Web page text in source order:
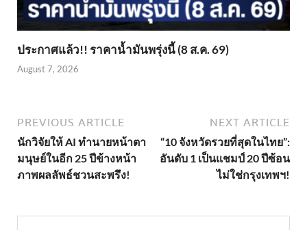
ประกาศแล้ว!! ราคาน้ำมันพรุ่งนี้ (8 ส.ค. 69)
August 7, 2026
PREVIOUS ARTICLE
นักวิจัยให้ AI ทำนายหน้าตา
มนุษย์ในอีก 25 ปีข้างหน้า
ภาพผลลัพธ์ชวนสะพรึง!
NEXT ARTICLE
“10 จังหวัดรวยที่สุดในไทย”:
อันดับ 1 เป็นแชมป์ 20 ปีซ้อน
ไม่ใช่กรุงเทพฯ!